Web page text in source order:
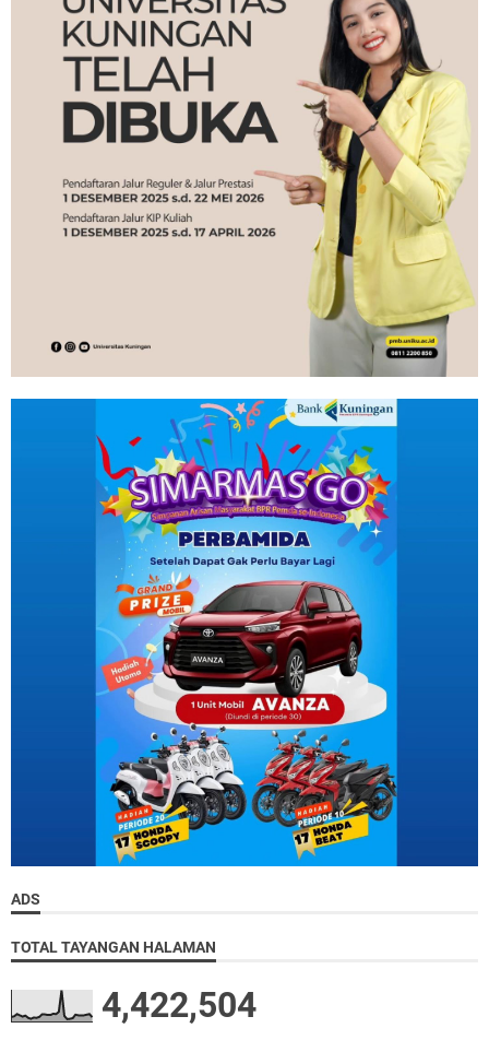
ADS
TOTAL TAYANGAN HALAMAN
4,422,504